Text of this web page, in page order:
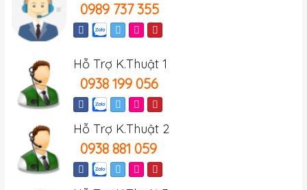
0989 737 355
Hỗ Trợ K.Thuật 1
0938 199 056
Hỗ Trợ K.Thuật 2
0938 881 059